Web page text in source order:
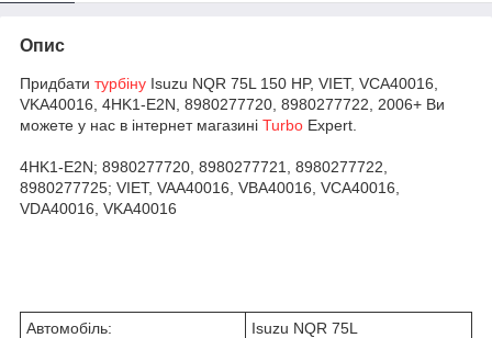
Опис
Придбати турбіну Isuzu NQR 75L 150 HP, VIET, VCA40016,
VKA40016, 4HK1-E2N, 8980277720, 8980277722, 2006+ Ви
можете у нас в інтернет магазині Turbo Expert.
4HK1-E2N; 8980277720, 8980277721, 8980277722,
8980277725; VIET, VAA40016, VBA40016, VCA40016,
VDA40016, VKA40016
Автомобіль:
Isuzu NQR 75L